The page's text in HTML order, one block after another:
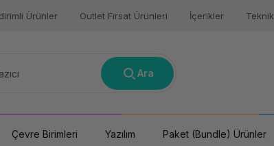
Ürünler Outlet Fırsat Ürünleri İçerikler
Ara
Çevre Birimleri Yazılım Paket (Bundle) Ürünler